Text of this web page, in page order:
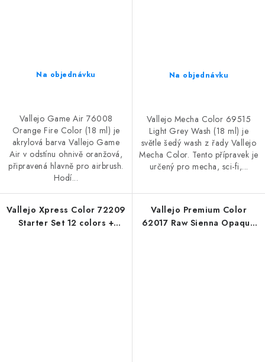
Na objednávku
Vallejo Game Air 76008
Orange Fire Color (18 ml) je
akrylová barva Vallejo Game
Air v odstínu ohnivě oranžová,
připravená hlavně pro airbrush.
Hodí...
Na objednávku
Vallejo Mecha Color 69515
Light Grey Wash (18 ml) je
světle šedý wash z řady Vallejo
Mecha Color. Tento přípravek je
určený pro mecha, sci-fi,...
Vallejo Xpress Color 72209
Starter Set 12 colors +
Vallejo Premium Color
62017 Raw Sienna Opaque